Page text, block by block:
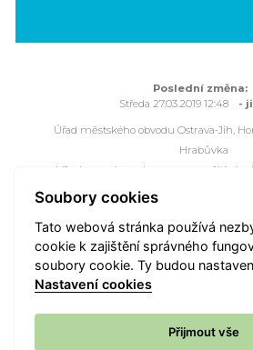
Poslední změna:
Středa 27.03.2019 12:48
-
Úřad městského obvodu Ostrava-Jih,
Hrabůvka
Všechna práva vyhrazena - použití
možné pouze se souhlasem Úřadu
Webové stránky jsou ve správě
Mapa portálu Přístupnost
Soubory cookies
Tato webová stránka používá
cookie k zajištění správného
soubory cookie. Ty budou
Nastavení cookies
Přijmout vše